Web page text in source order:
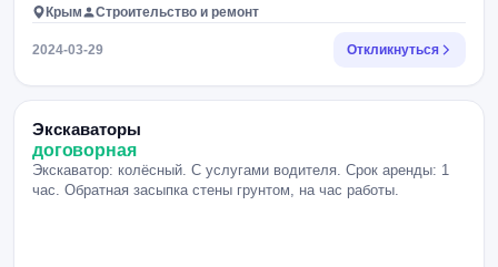
Крым Строительство и ремонт
2024-03-29 Откликнуться
Экскаваторы
договорная
Экскаватор: колёсный. С услугами водителя. Срок аренды: 1
час. Обратная засыпка стены грунтом, на час работы.